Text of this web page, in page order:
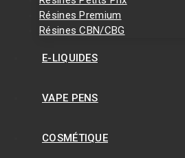
Résines Premium
Résines CBN/CBG
E-LIQUIDES
VAPE PENS
COSMÉTIQUE